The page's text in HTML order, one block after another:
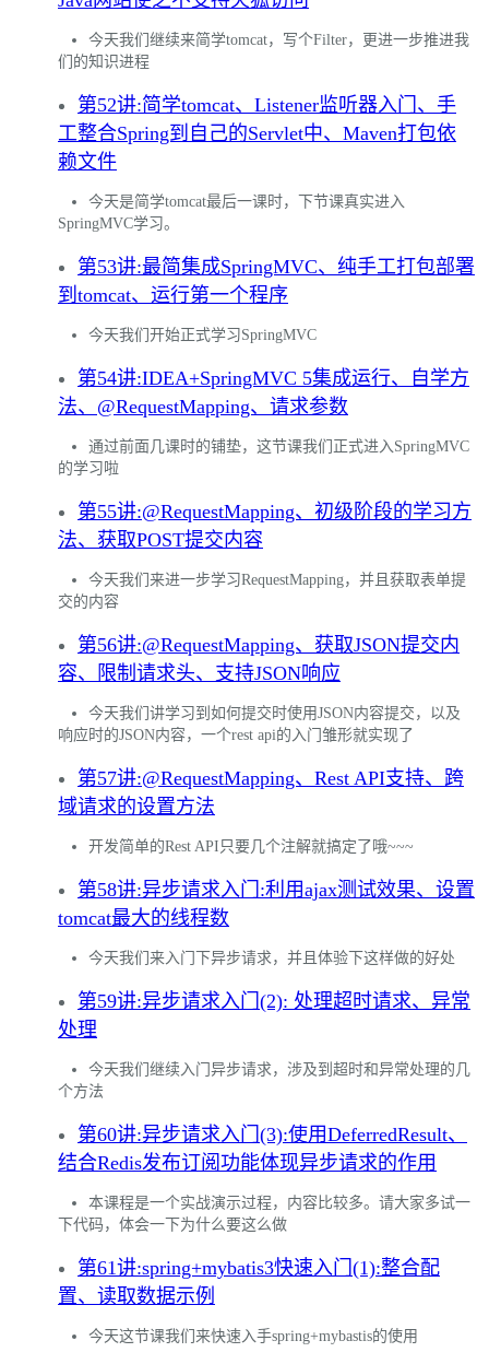
今天我们继续来简学tomcat，写个Filter，更进一步推进我
们的知识进程
第52讲:简学tomcat、Listener监听器入门、手
工整合Spring到自己的Servlet中、Maven打包依
赖文件
今天是简学tomcat最后一课时，下节课真实进入
SpringMVC学习。
第53讲:最简集成SpringMVC、纯手工打包部署
到tomcat、运行第一个程序
今天我们开始正式学习SpringMVC
第54讲:IDEA+SpringMVC 5集成运行、自学方
法、@RequestMapping、请求参数
通过前面几课时的铺垫，这节课我们正式进入SpringMVC
的学习啦
第55讲:@RequestMapping、初级阶段的学习方
法、获取POST提交内容
今天我们来进一步学习RequestMapping，并且获取表单提
交的内容
第56讲:@RequestMapping、获取JSON提交内
容、限制请求头、支持JSON响应
今天我们讲学习到如何提交时使用JSON内容提交，以及
响应时的JSON内容，一个rest api的入门雏形就实现了
第57讲:@RequestMapping、Rest API支持、跨
域请求的设置方法
开发简单的Rest API只要几个注解就搞定了哦~~~
第58讲:异步请求入门:利用ajax测试效果、设置
tomcat最大的线程数
今天我们来入门下异步请求，并且体验下这样做的好处
第59讲:异步请求入门(2): 处理超时请求、异常
处理
今天我们继续入门异步请求，涉及到超时和异常处理的几
个方法
第60讲:异步请求入门(3):使用DeferredResult、
结合Redis发布订阅功能体现异步请求的作用
本课程是一个实战演示过程，内容比较多。请大家多试一
下代码，体会一下为什么要这么做
第61讲:spring+mybatis3快速入门(1):整合配
置、读取数据示例
今天这节课我们来快速入手spring+mybastis的使用